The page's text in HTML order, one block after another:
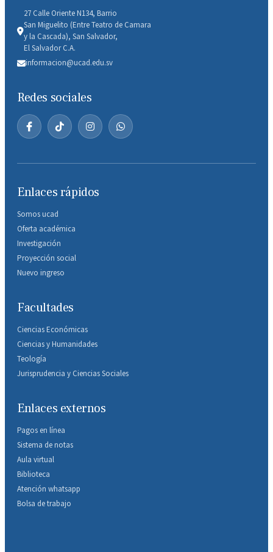
27 Calle Oriente N134, Barrio
San Miguelito (Entre Teatro de Camara
y la Cascada), San Salvador,
El Salvador C.A.
informacion@ucad.edu.sv
Redes sociales
Enlaces rápidos
Somos ucad
Oferta académica
Investigación
Proyección social
Nuevo ingreso
Facultades
Ciencias Económicas
Ciencias y Humanidades
Teología
Jurisprudencia y Ciencias Sociales
Enlaces externos
Pagos en línea
Sistema de notas
Aula virtual
Biblioteca
Atención whatsapp
Bolsa de trabajo